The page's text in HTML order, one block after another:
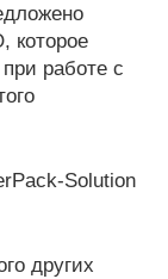
которое
работе с
других